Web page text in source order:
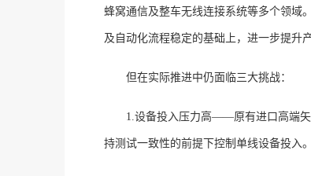
蜂窝通信及整车无线连接系统等多个领域
及自动化流程稳定的基础上，进一步提升
但在实际推进中仍面临三大挑战：
1.设备投入压力高——原有进口高端矢
持测试一致性的前提下控制单线设备投入。